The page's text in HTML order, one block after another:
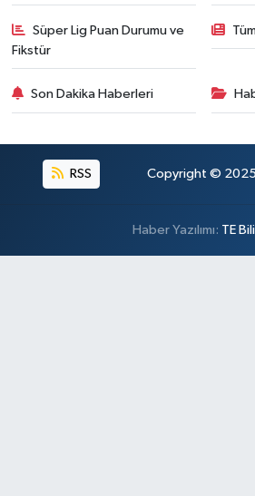
Süper Lig Puan Durumu ve
Fikstür
Son Dakika Haberleri
RSS Copyright © 2025.
Haber Yazılımı: TE